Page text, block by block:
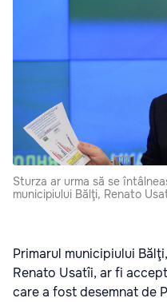
Sturza ar urma să se
municipiului Bălţi, Renato
Primarul municipiului
Renato Usatîi, ar fi
care a fost desemnat de